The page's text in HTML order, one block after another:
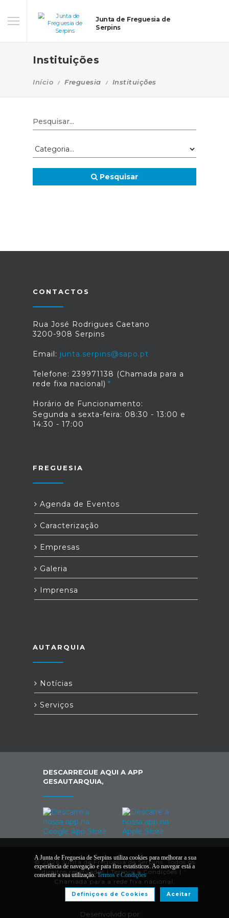
Junta de Freguesia de
Serpins
Instituições
Início Freguesia Instituições
Pesquisar
CONTACTOS
Rua José Rodrigues Caetano
3200-908 Serpins
Email: junta.serpins@sapo.pt
Telefone: 239971138 (Chamada para a
rede fixa nacional)
Horário de Funcionamento:
Segunda a sexta-feira: 08:30 - 13:00 e
14:30 - 17:00
FREGUESIA
Agenda de Eventos
Caracterização
Empresas
Galeria
Imprensa
AUTARQUIA
Notícias
Serviços
DESCARREGUE AQUI A APP
GESAUTARQUIA,
© 2026 Junta de Freguesia de Serpins. Todos os
direitos reservados | Termos e Condições | *
Chamada para a rede fixa nacional.
Desenvolvido por:
A Junta de Freguesia de Serpins utiliza cookies para melhorar a sua
experiência de navegação e para fins estatísticos. Ao navegar está a
consentir a sua utilização.Termos e Condições
Aceitar
Definiçoes de Cookies